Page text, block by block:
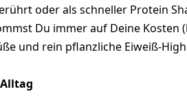
oder als schneller Protein
Du immer auf Deine Kosten
und rein pflanzliche Eiweiß-